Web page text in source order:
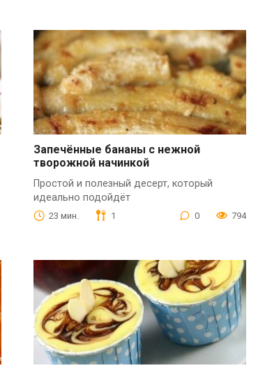
Запечённые бананы с нежной
творожной начинкой
Простой и полезный десерт, который
идеально подойдёт
23 мин. 1 0 794